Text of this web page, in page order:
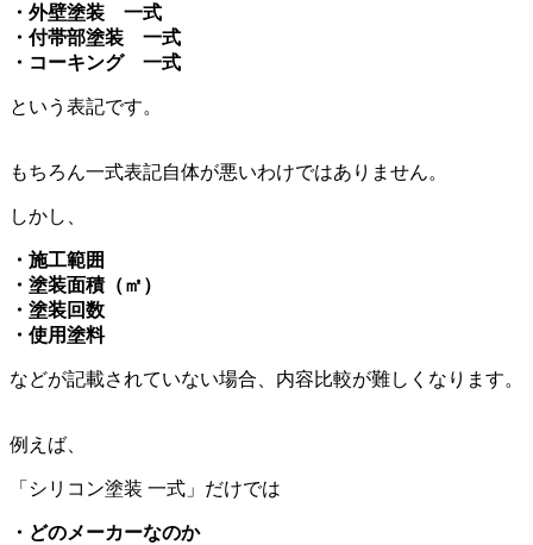
・外壁塗装 一式
・付帯部塗装 一式
・コーキング 一式
という表記です。
もちろん一式表記自体が悪いわけではありません。
しかし、
・施工範囲
・塗装面積（㎡）
・塗装回数
・使用塗料
などが記載されていない場合、内容比較が難しくなります。
例えば、
「シリコン塗装 一式」だけでは
・どのメーカーなのか